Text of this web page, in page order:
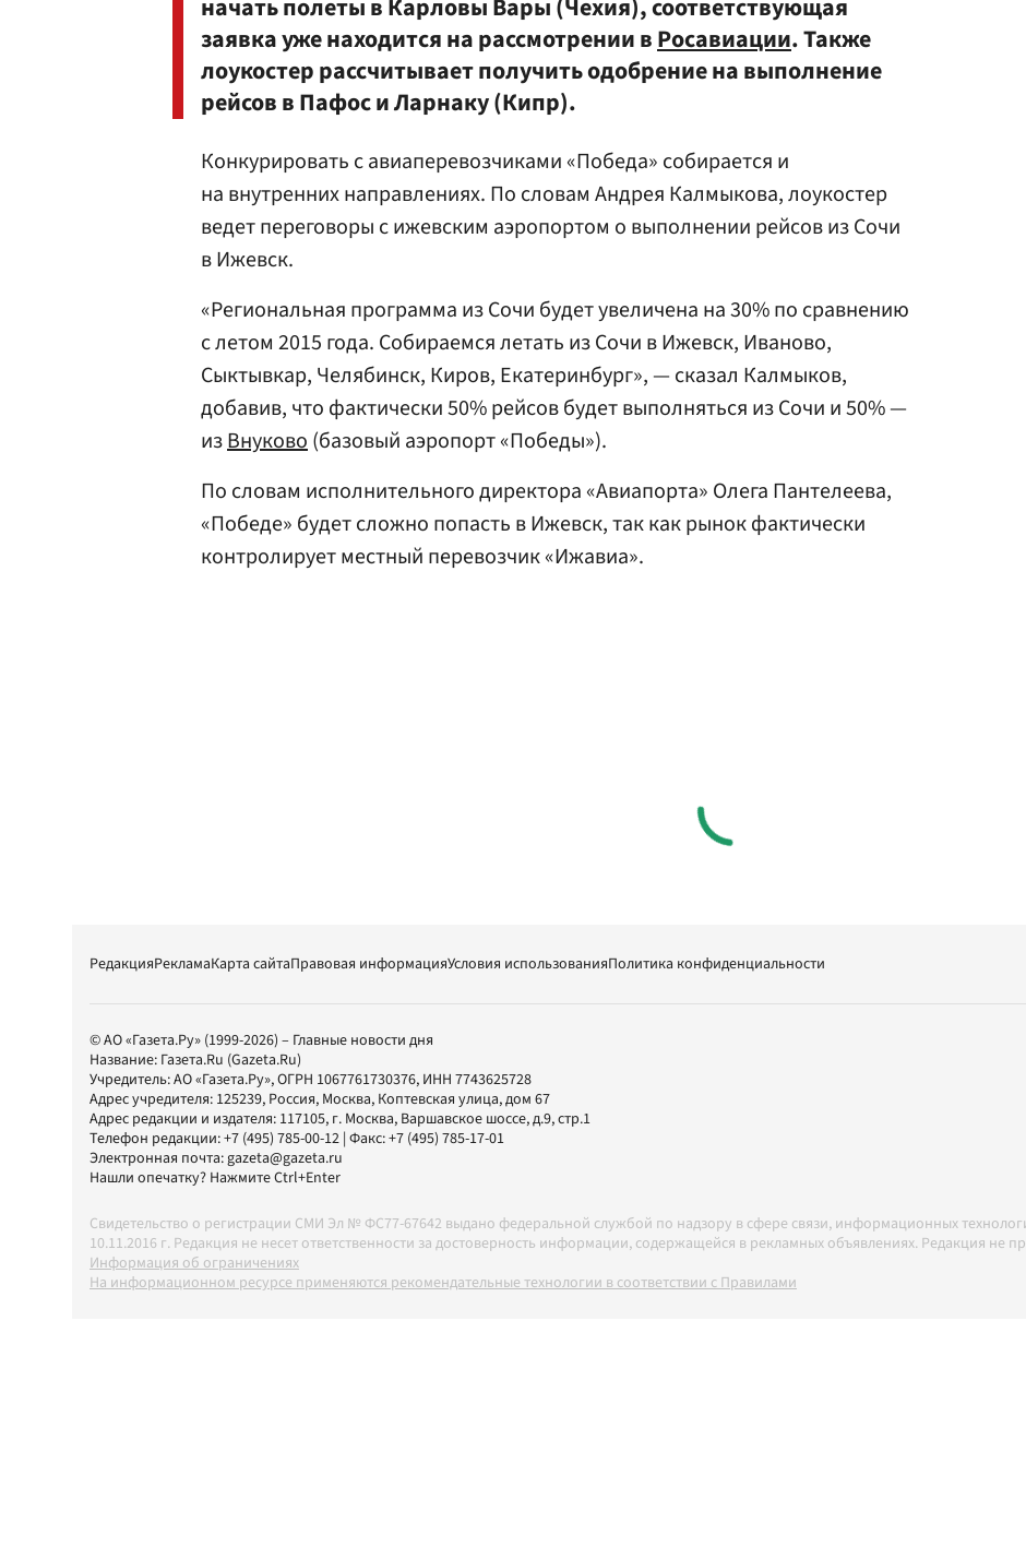
начать полеты в Карловы Вары (Чехия), соответствующая
заявка уже находится на рассмотрении вРосавиации. Также
лоукостер рассчитывает получить одобрение на выполнение
рейсов в Пафос и Ларнаку (Кипр).
Конкурировать с авиаперевозчиками «Победа» собирается и
на внутренних направлениях. По словам Андрея Калмыкова, лоукостер
ведет переговоры с ижевским аэропортом о выполнении рейсов из Сочи
в Ижевск.
«Региональная программа из Сочи будет увеличена на 30% по сравнению
с летом 2015 года. Собираемся летать из Сочи в Ижевск, Иваново,
Сыктывкар, Челябинск, Киров, Екатеринбург», — сказал Калмыков,
добавив, что фактически 50% рейсов будет выполняться из Сочи и 50% —
изВнуково(базовый аэропорт «Победы»).
По словам исполнительного директора «Авиапорта» Олега Пантелеева,
«Победе» будет сложно попасть в Ижевск, так как рынок фактически
контролирует местный перевозчик «Ижавиа».
РедакцияРекламаКарта сайтаПравовая информацияУсловия использованияПолитика конфиденциальности
© АО «Газета.Ру» (1999-2026) – Главные новости дня
Название: Газета.Ru (Gazeta.Ru)
Учредитель:АО «Газета.Ру», ОГРН 1067761730376, ИНН 7743625728
Адрес учредителя: 125239, Россия, Москва, Коптевская улица, дом 67
Адрес редакции и издателя: 117105, г. Москва, Варшавское шоссе, д.9, стр.1
Телефон редакции:+7 (495) 785-00-12 | Факс:+7 (495) 785-17-01
Электронная почта:gazeta@gazeta.ru
Нашли опечатку? Нажмите Ctrl+Enter
Свидетельство о регистрации СМИ Эл № ФС77-67642 выдано федеральной службой по надзору в сфере связи, информационных
10.11.2016 г. Редакция не несет ответственности за достоверность информации, содержащейся в рекламных объявлениях. Редакция не
Информация об ограничениях
На информационном ресурсе применяются рекомендательные технологии в соответствии с Правилами